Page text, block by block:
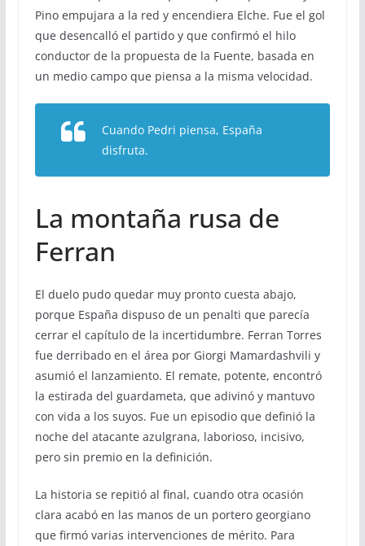
Pino empujara a la red y encendiera Elche. Fue el gol
que desencalló el partido y que confirmó el hilo
conductor de la propuesta de la Fuente, basada en
un medio campo que piensa a la misma velocidad.
Cuando Pedri piensa, España
disfruta.
La montaña rusa de
Ferran
El duelo pudo quedar muy pronto cuesta abajo,
porque España dispuso de un penalti que parecía
cerrar el capítulo de la incertidumbre. Ferran Torres
fue derribado en el área por Giorgi Mamardashvili y
asumió el lanzamiento. El remate, potente, encontró
la estirada del guardameta, que adivinó y mantuvo
con vida a los suyos. Fue un episodio que definió la
noche del atacante azulgrana, laborioso, incisivo,
pero sin premio en la definición.
La historia se repitió al final, cuando otra ocasión
clara acabó en las manos de un portero georgiano
que firmó varias intervenciones de mérito. Para